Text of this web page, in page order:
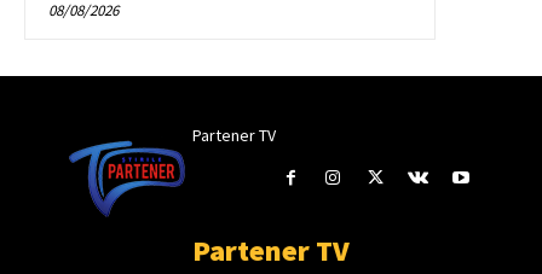
08/08/2026
Partener TV
Partener TV